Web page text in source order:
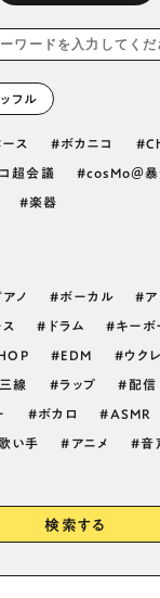
フル
ース ボカニコ
超会議 cosMo＠暴
楽器
アノ ボーカル
ドラム キーボ
EDM ウク
三線 ラップ 配信
ボカロ ASMR
い手 アニメ 音
検索する